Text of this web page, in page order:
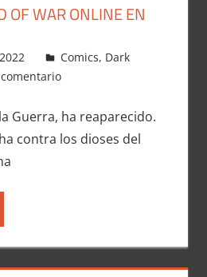
OF WAR ONLINE EN
Carlitox Banana
Comics, Dark
Guerra, ha reaparecido.
contra los dioses del